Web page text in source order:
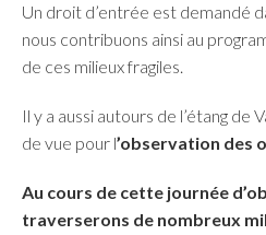
Un droit d’entrée est demandé
nous contribuons ainsi au
de ces milieux fragiles.
Il y a aussi autours de l’étang
de vue pour l’observation des
Au cours de cette journée
traverserons de nombreux